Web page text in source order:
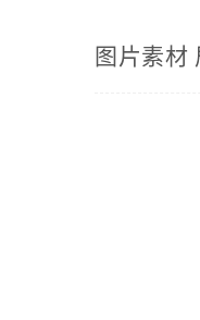
图片素材